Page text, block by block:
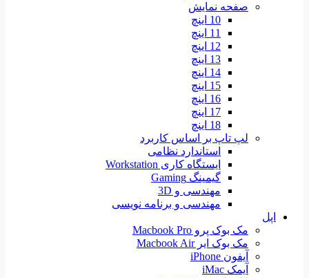
صفحه نمایش
10 اینچ
11 اینچ
12 اینچ
13 اینچ
14 اینچ
15 اینچ
16 اینچ
17 اینچ
18 اینچ
لپ تاپ بر اساس کاربرد
استاندارد نظامی
ایستگاه کاری Workstation
گیمینگ Gaming
مهندسی و 3D
مهندسی و برنامه نویسی
اپل
مک بوک پرو Macbook Pro
مک بوک ایر Macbook Air
آیفون iPhone
آیمک iMac